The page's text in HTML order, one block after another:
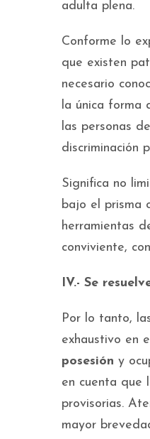
adulta plena.
Conforme lo
que existen
necesario
la única forma
las personas
discriminación
Significa no
bajo el prisma
herramientas
conviviente,
IV.- Se
Por lo tanto,
exhaustivo en
posesión y
en cuenta que
provisorias.
mayor